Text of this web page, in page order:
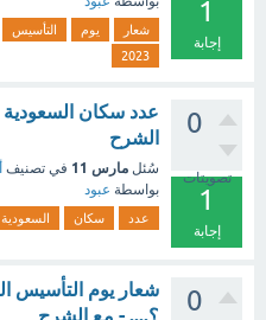
1
إجابة
شعار يوم التأسيس
2023
0
تصويتات
1
إجابة
الشرح
سُئل مارس 11 في تصنيف
بواسطة عبود
عدد سكان السعودية
0